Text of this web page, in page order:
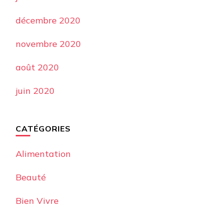
décembre 2020
novembre 2020
août 2020
juin 2020
CATÉGORIES
Alimentation
Beauté
Bien Vivre